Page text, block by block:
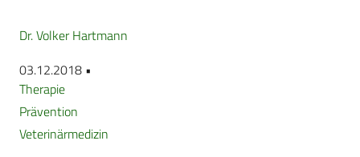
Dr. Volker Hartmann
03.12.2018 •
Therapie
Prävention
Veterinärmedizin